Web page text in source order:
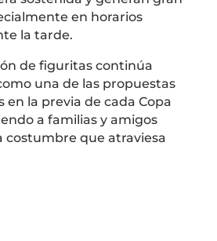
en horarios
la tarde.
de figuritas continúa
una de las propuestas
en la previa de cada Copa
a familias y amigos
costumbre que atraviesa